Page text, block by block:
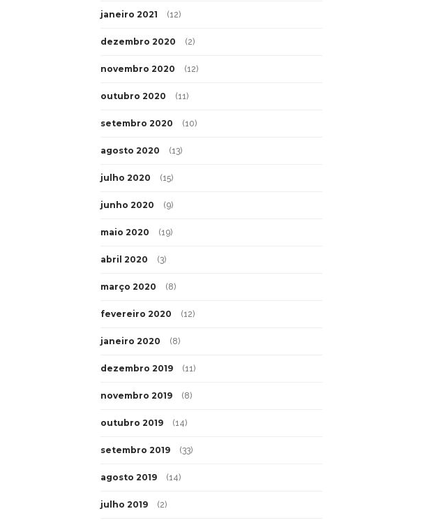
janeiro 2021 (12)
dezembro 2020 (2)
novembro 2020 (12)
outubro 2020 (11)
setembro 2020 (10)
agosto 2020 (13)
julho 2020 (15)
junho 2020 (9)
maio 2020 (19)
abril 2020 (3)
março 2020 (8)
fevereiro 2020 (12)
janeiro 2020 (8)
dezembro 2019 (11)
novembro 2019 (8)
outubro 2019 (14)
setembro 2019 (33)
agosto 2019 (14)
julho 2019 (2)